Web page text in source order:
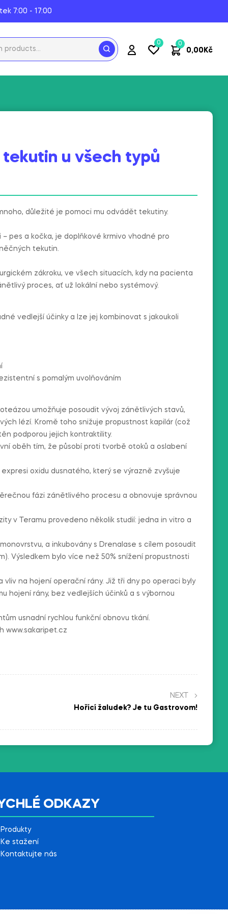
7:00 - 17:00
0 0
0,00 Kč
u všech typů
důležité je pomoci mu odvádět tekutiny.
pes a kočka, je doplňkové krmivo vhodné pro
tekutin.
zákroku, ve všech situacích, kdy na pacienta
proces, ať už lokální nebo systémový.
vedlejší účinky a lze jej kombinovat s jakoukoli
s pomalým uvolňováním
umožňuje posoudit vývoj zánětlivých stavů,
lézí. Kromě toho snižuje propustnost kapilár (což
podporou jejich kontraktility.
oběh tím, že působí proti tvorbě otoků a oslabení
expresi oxidu dusnatého, který se výrazně zvyšuje
fázi zánětlivého procesu a obnovuje správnou
v Teramu provedeno několik studií: jedna in vitro a
a inkubovány s Drenalase s cílem posoudit
Výsledkem bylo více než 50% snížení propustnosti
na hojení operační rány. Již tři dny po operaci byly
hojení rány, bez vedlejších účinků a s výbornou
usnadní rychlou funkční obnovu tkání.
www.sakaripet.cz
NEXT
Hořící žaludek? Je tu Gastrovom!
ODKAZY
Produkty
Ke stažení
Kontaktujte nás
Sakari AI Advisor